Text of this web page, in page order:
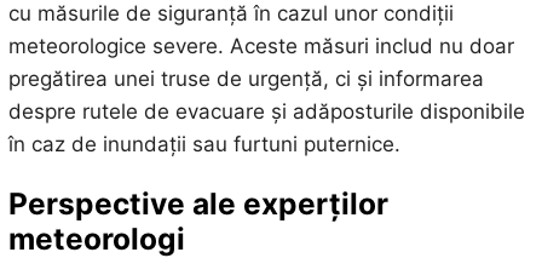
cu măsurile de siguranță în cazul unor condiții
meteorologice severe. Aceste măsuri includ nu doar
pregătirea unei truse de urgență, ci și informarea
despre rutele de evacuare și adăposturile disponibile
în caz de inundații sau furtuni puternice.
Perspective ale experților
meteorologi